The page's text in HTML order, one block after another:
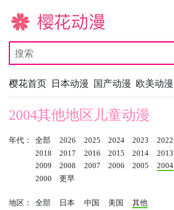
樱花动漫
樱花首页 日本动漫 国产动漫 欧美动漫
2004其他地区儿童动漫
年代： 全部 2026 2025 2024 2023 2022
2018
2017 2016 2015 2014 2013
2009
2008 2007 2006 2005 2004
2000
更早
地区： 全部 日本 中国 美国 其他